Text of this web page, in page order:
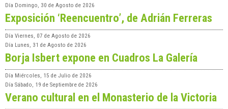
Día Domingo, 30 de Agosto de 2026
Exposición ‘Reencuentro’, de Adrián Ferreras
Día Viernes, 07 de Agosto de 2026
Día Lunes, 31 de Agosto de 2026
Borja Isbert expone en Cuadros La Galería
Día Miércoles, 15 de Julio de 2026
Día Sábado, 19 de Septiembre de 2026
Verano cultural en el Monasterio de la Victoria